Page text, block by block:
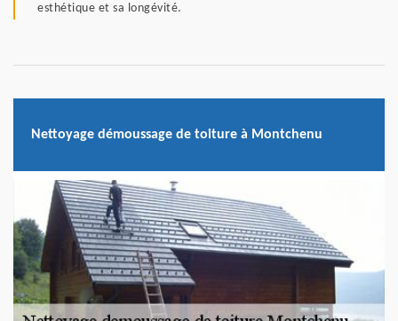
esthétique et sa longévité.
Nettoyage démoussage de toiture à Montchenu